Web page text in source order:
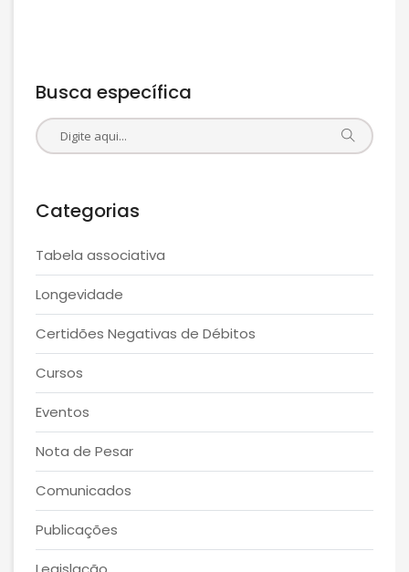
Busca específica
Categorias
Tabela associativa
Longevidade
Certidões Negativas de Débitos
Cursos
Eventos
Nota de Pesar
Comunicados
Publicações